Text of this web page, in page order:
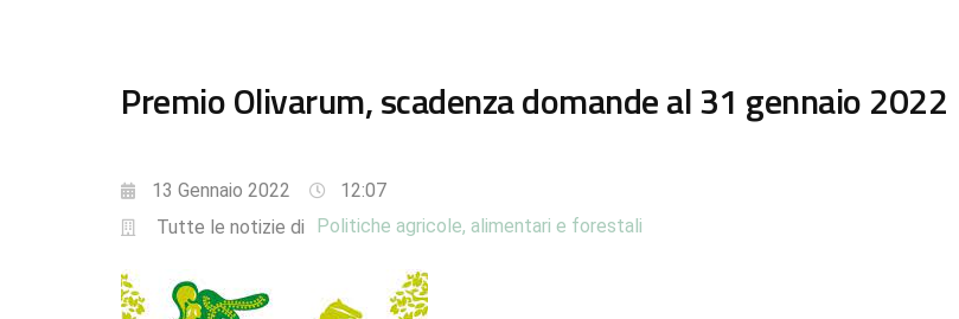
Premio Olivarum, scadenza domande al 31 gennaio 2022
13 Gennaio 2022
12:07
Tutte le notizie di
Politiche agricole, alimentari e forestali